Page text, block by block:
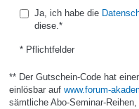
Ja, ich habe die
diese.*
* Pflichtfelder
** Der Gutschein-Code hat
einlösbar auf www.forum-
sämtliche Abo-Seminar-